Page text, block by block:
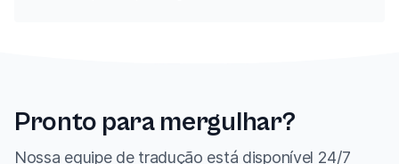
Pronto para mergulhar?
Nossa equipe de tradução está disponível 24/7